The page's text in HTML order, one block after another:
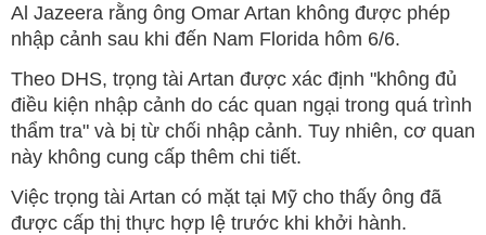
Al Jazeera rằng ông Omar Artan không được phép
nhập cảnh sau khi đến Nam Florida hôm 6/6.
Theo DHS, trọng tài Artan được xác định "không đủ
điều kiện nhập cảnh do các quan ngại trong quá trình
thẩm tra" và bị từ chối nhập cảnh. Tuy nhiên, cơ quan
này không cung cấp thêm chi tiết.
Việc trọng tài Artan có mặt tại Mỹ cho thấy ông đã
được cấp thị thực hợp lệ trước khi khởi hành.